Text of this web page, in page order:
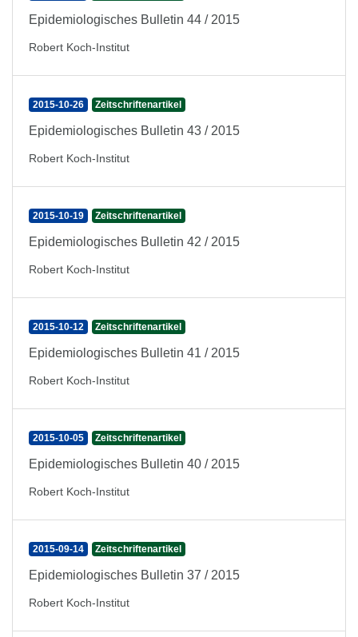
Epidemiologisches Bulletin 44 / 2015
Robert Koch-Institut
2015-10-26 Zeitschriftenartikel
Epidemiologisches Bulletin 43 / 2015
Robert Koch-Institut
2015-10-19 Zeitschriftenartikel
Epidemiologisches Bulletin 42 / 2015
Robert Koch-Institut
2015-10-12 Zeitschriftenartikel
Epidemiologisches Bulletin 41 / 2015
Robert Koch-Institut
2015-10-05 Zeitschriftenartikel
Epidemiologisches Bulletin 40 / 2015
Robert Koch-Institut
2015-09-14 Zeitschriftenartikel
Epidemiologisches Bulletin 37 / 2015
Robert Koch-Institut